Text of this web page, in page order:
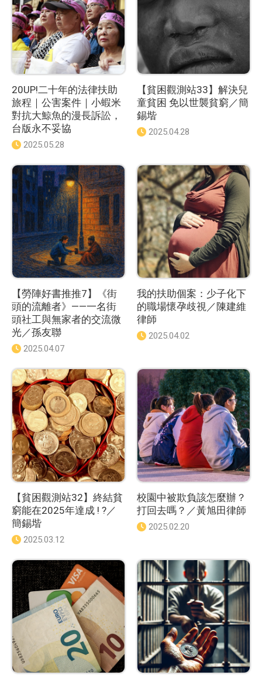
20UP!二十年的法律扶助
旅程｜公害案件｜小蝦米
對抗大鯨魚的漫長訴訟，
台版永不妥協
發
日
期
：
2025.05.28
【貧困觀測站33】解決兒
童貧困 免以世襲貧窮／簡
錫堦
發
期
：
2025.04.28
【勞陣好書推推7】《街
頭的流離者》——一名街
頭社工與無家者的交流微
光／孫友聯
發
日
期
：
2025.04.07
我的扶助個案：少子化下
的職場懷孕歧視／陳建維
律師
發
期
：
2025.04.02
【貧困觀測站32】終結貧
窮能在2025年達成 ! ?／
簡錫堦
發
日
期
：
2025.03.12
校園中被欺負該怎麼辦？
打回去嗎？／黃旭田律師
發
期
：
2025.02.20